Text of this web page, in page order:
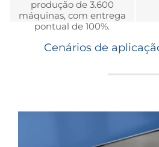
produção de 3.600
máquinas, com entrega
pontual de 100%.
Cenários de